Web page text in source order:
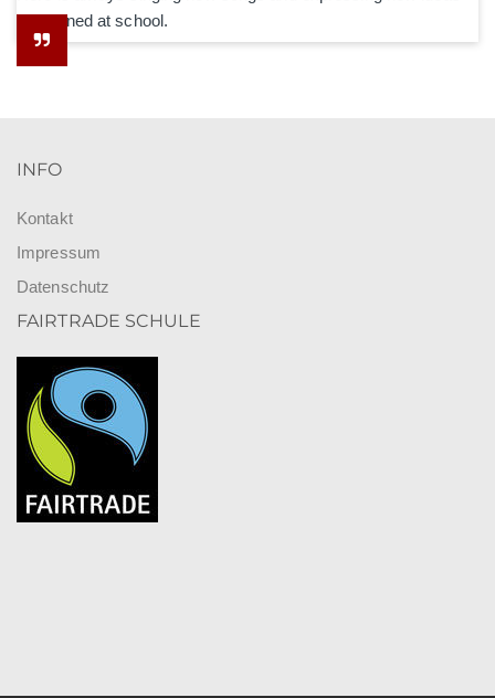
he learned at school.
INFO
Kontakt
Impressum
Datenschutz
FAIRTRADE SCHULE